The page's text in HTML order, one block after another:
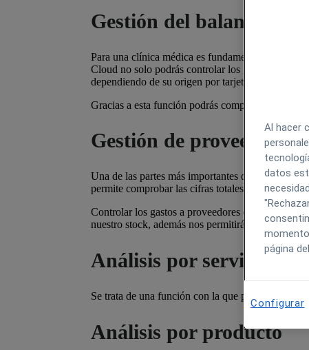
Gestión del balance
Para una clínica médica es fundamental manejar
Cloud no solo podrás controlar los gastos y los
dependiendo de su origen por tarjeta, efectivo,
Gracias a esta función podrás comprobar de un
Gestión de proveedores
Una de las partes más importantes de un balance
permite comprobar las cifras totales, pero
Controlar los gastos a proveedores en números
nuestro stock, además nos permitirá analizar y
Análisis por servicio
Se trata de una función con la que podrás
Análisis por producto
Al hacer
datos
página
Configurar